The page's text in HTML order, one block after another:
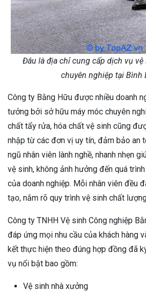
Đâu là địa chỉ cung cấp dịch vụ
chuyên nghiệp tại Bình
Công ty Bằng Hữu được nhiều doanh
tưởng bởi sở hữu máy móc chuyên
chất tẩy rửa, hóa chất vệ sinh cũng
nhập từ các đơn vị uy tín, đảm bảo an
ngũ nhân viên lành nghề, nhanh nhẹn
vệ sinh, không ảnh hưởng đến quá
của doanh nghiệp. Mỗi nhân viên đều
tạo, nắm rõ quy trình vệ sinh chất
Công ty TNHH Vệ sinh Công nghiệp
đáp ứng mọi nhu cầu của khách hàng
kết thực hiện theo đúng hợp đồng đã
vụ nổi bật bao gồm:
Vệ sinh nhà xưởng